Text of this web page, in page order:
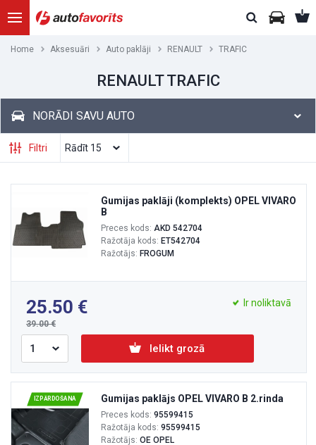
Home Aksesuāri Auto paklāji RENAULT TRAFIC
RENAULT TRAFIC
NORĀDI SAVU AUTO
Filtri
Gumijas paklāji (komplekts) OPEL VIVARO
B
Preces kods: AKD 542704
Ražotāja kods: ET542704
Ražotājs: FROGUM
25.50
39.00
Ir noliktavā
Ielikt grozā
IZPĀRDOŠANA Gumijas paklājs OPEL VIVARO B 2.rinda
Preces kods: 95599415
Ražotāja kods: 95599415
Ražotājs: OE OPEL